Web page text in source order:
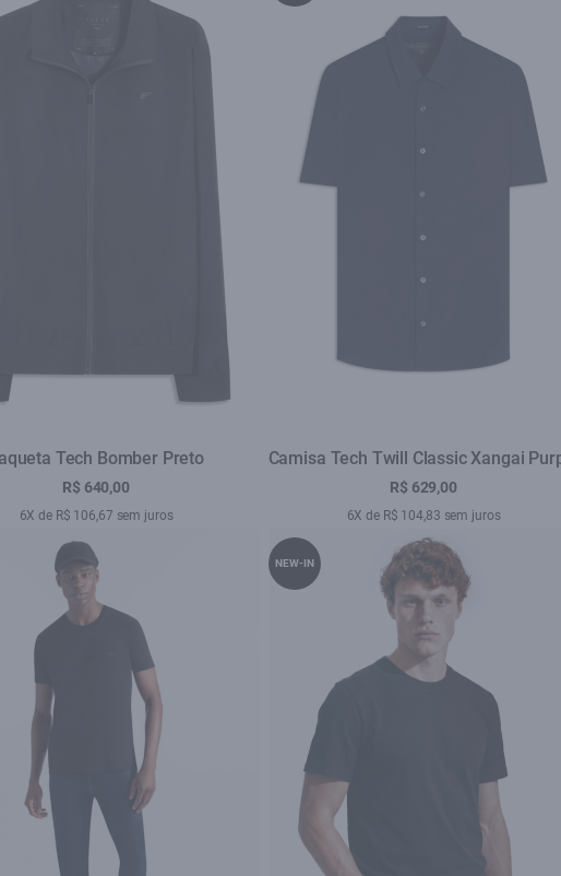
Tech Bomber Preto
R$ 640,00
6X de R$ 106,67 sem juros
Camisa Tech Twill Classic Xangai
Blue
R$ 629,00
6X de R$ 104,83 sem juros
NEW-IN